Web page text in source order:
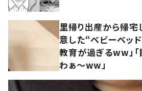
里帰り出産から帰
意した“ベビーベッ
教育が過ぎるww」
わぁ～ww」